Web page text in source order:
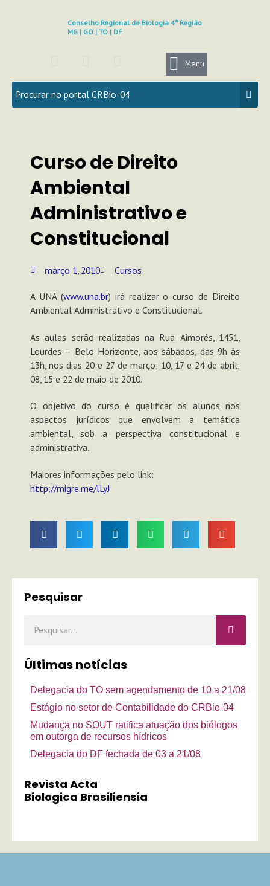
Conselho Regional de Biologia 4ª Região
MG | GO | TO | DF
c
e
b
k
s
t
a
m
u
t
u
Menu
Curso de Direito
Ambiental
Administrativo e
Constitucional
março 1, 2010 Cursos
A UNA (www.una.br) irá realizar o curso de Direito
Ambiental Administrativo e Constitucional.
As aulas serão realizadas na Rua Aimorés, 1451,
Lourdes – Belo Horizonte, aos sábados, das 9h às
13h, nos dias 20 e 27 de março; 10, 17 e 24 de abril;
08, 15 e 22 de maio de 2010.
O objetivo do curso é qualificar os alunos nos
aspectos jurídicos que envolvem a temática
ambiental, sob a perspectiva constitucional e
administrativa.
Maiores informações pelo link:
http://migre.me/lLyJ
Pesquisar
Últimas notícias
Delegacia do TO sem agendamento de 10 a 21/08
Estágio no setor de Contabilidade do CRBio-04
Mudança no SOUT ratifica atuação dos biólogos
em outorga de recursos hídricos
Delegacia do DF fechada de 03 a 21/08
Revista Acta
Biologica Brasiliensia